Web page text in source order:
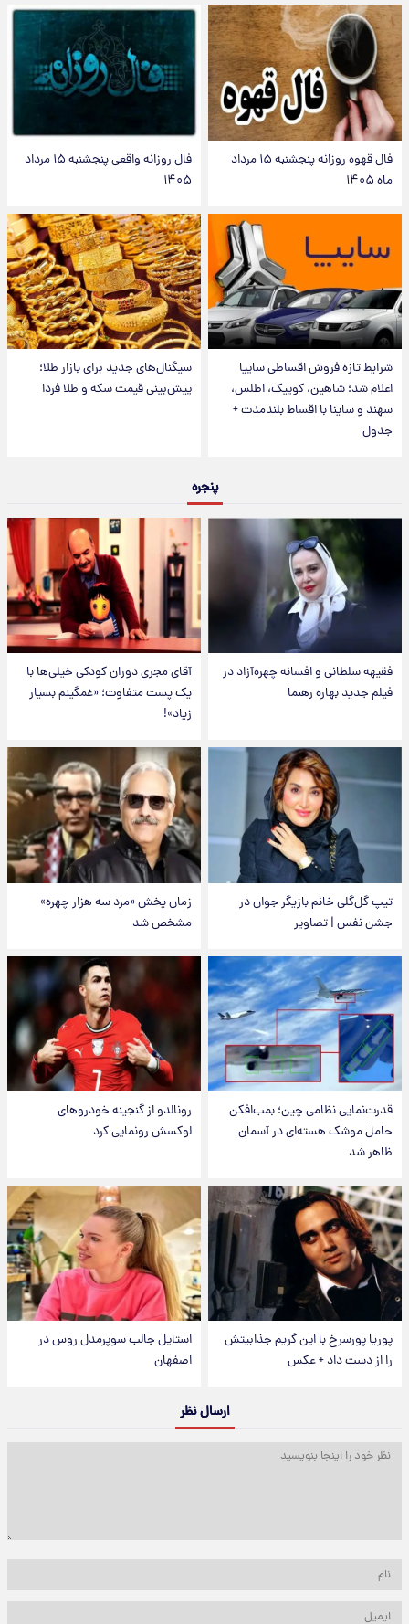
فال قهوه روزانه پنجشنبه ۱۵ مرداد
ماه ۱۴۰۵
فال روزانه واقعی پنجشنبه ۱۵ مرداد
۱۴۰۵
شرایط تازه فروش اقساطی سایپا
اعلام شد؛ شاهین، کوییک، اطلس،
سهند و ساینا با اقساط بلندمدت +
جدول
سیگنال‌های جدید برای بازار طلا؛
پیش‌بینی قیمت سکه و طلا فردا
پنجره
فقیهه سلطانی و افسانه چهره‌آزاد در
فیلم جدید بهاره رهنما
آقای مجریِ دوران کودکی خیلی‌ها با
یک پست متفاوت؛ «غمگینم بسیار
زیاد»!
تیپ گل‌گلی خانم بازیگر جوان در
جشن نفس | تصاویر
زمان پخش «مرد سه هزار چهره»
مشخص شد
قدرت‌نمایی نظامی چین؛ بمب‌افکن
حامل موشک هسته‌ای در آسمان
ظاهر شد
رونالدو از گنجینه خودروهای
لوکسش رونمایی کرد
پوریا پورسرخ با این گریم جذابیتش
را از دست داد + عکس
استایل جالب سوپرمدل روس در
اصفهان
ارسال نظر